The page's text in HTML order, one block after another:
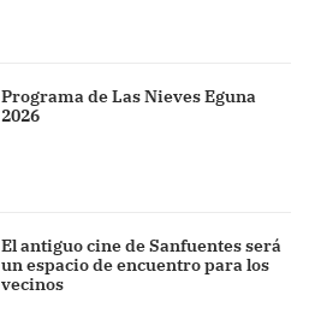
Programa de Las Nieves Eguna
2026
El antiguo cine de Sanfuentes será
un espacio de encuentro para los
vecinos